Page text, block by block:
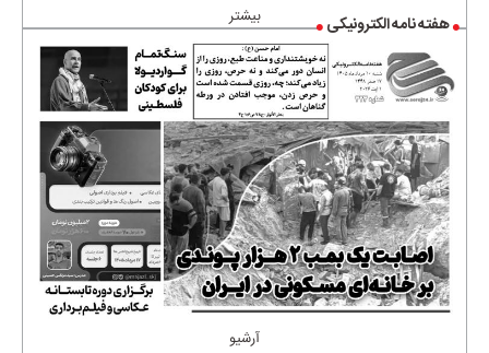
بیشتر هفته نامه الکترونیکی
آرشیو